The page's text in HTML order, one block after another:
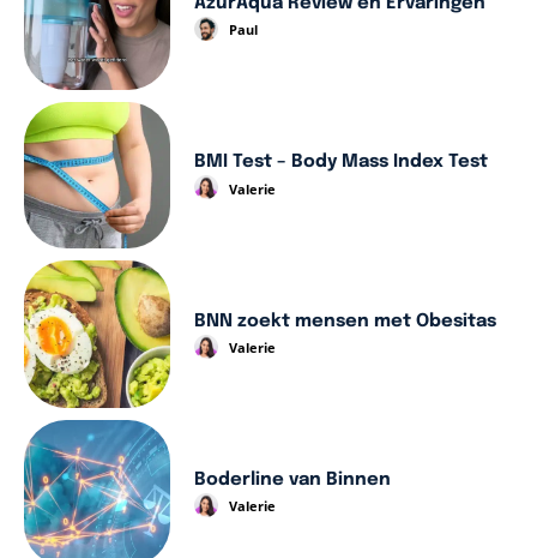
Paul
BMI Test – Body Mass Index Test
Valerie
BNN zoekt mensen met Obesitas
Valerie
Boderline van Binnen
Valerie